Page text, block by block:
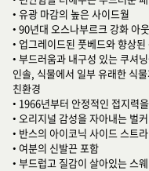
• 유광 마감의 높은 사이드월
• 90년대 오스나부르크 강화 아
• 업그레이드된 풋베드와 향상
• 부드러움과 내구성 있는 쿠
인솔, 식물에서 일부 유래한 식
친환경
• 1966년부터 안정적인 접지력
• 오리지널 감성을 자아내는 벌
• 반스의 아이코닉 사이드 스트
• 여분의 신발끈 포함
• 부드럽고 질감이 살아있는 스